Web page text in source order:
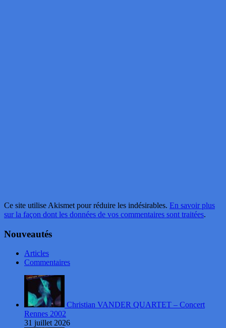
Ce site utilise Akismet pour réduire les indésirables. En savoir plus
sur la façon dont les données de vos commentaires sont traitées.
Nouveautés
Articles
Commentaires
Christian VANDER QUARTET – Concert
Rennes 2002
31 juillet 2026